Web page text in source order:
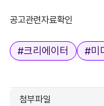
2025년 크리에이터 미
공고관련자료확인
태그
#크리에이터 #미
첨부파일